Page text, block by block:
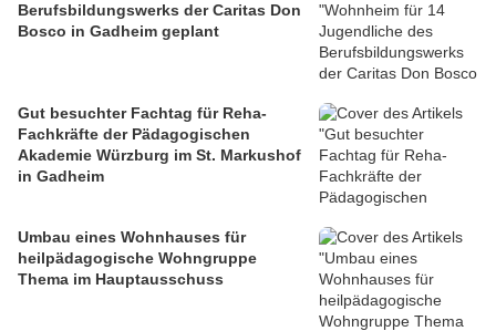
Berufsbildungswerks der Caritas Don
Bosco in Gadheim geplant
Gut besuchter Fachtag für Reha-
Fachkräfte der Pädagogischen
Akademie Würzburg im St. Markushof
in Gadheim
Umbau eines Wohnhauses für
heilpädagogische Wohngruppe
Thema im Hauptausschuss